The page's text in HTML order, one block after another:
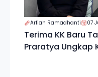
Arfiah Ramadhanti 07
Terima KK Baru
Praratya Ungkap